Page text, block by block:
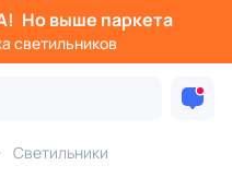
Но выше паркета
светильников
Светильники